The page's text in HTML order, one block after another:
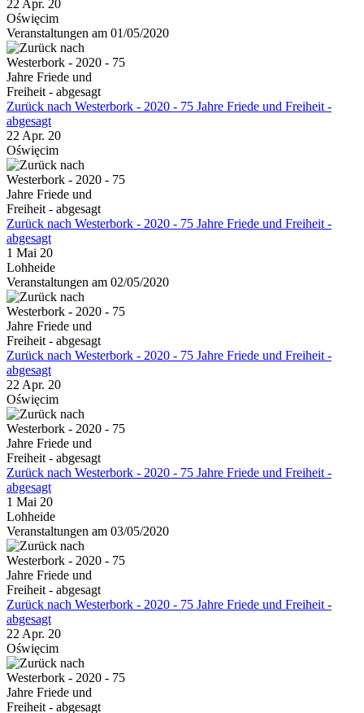
22 Apr. 20
Oświęcim
Veranstaltungen am 01/05/2020
Zurück nach Westerbork - 2020 - 75 Jahre Friede und Freiheit -
abgesagt
22 Apr. 20
Oświęcim
Zurück nach Westerbork - 2020 - 75 Jahre Friede und Freiheit -
abgesagt
1 Mai 20
Lohheide
Veranstaltungen am 02/05/2020
Zurück nach Westerbork - 2020 - 75 Jahre Friede und Freiheit -
abgesagt
22 Apr. 20
Oświęcim
Zurück nach Westerbork - 2020 - 75 Jahre Friede und Freiheit -
abgesagt
1 Mai 20
Lohheide
Veranstaltungen am 03/05/2020
Zurück nach Westerbork - 2020 - 75 Jahre Friede und Freiheit -
abgesagt
22 Apr. 20
Oświęcim